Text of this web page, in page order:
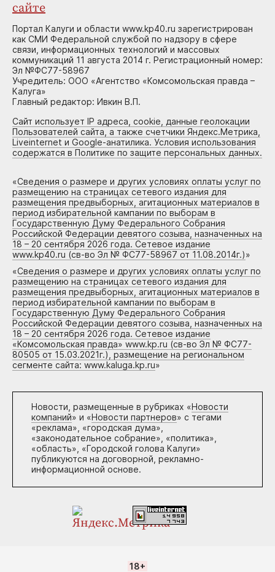
сайте
Портал Калуги и области www.kp40.ru зарегистрирован
как СМИ Федеральной службой по надзору в сфере
связи, информационных технологий и массовых
коммуникаций 11 августа 2014 г. Регистрационный номер:
Эл №ФС77-58967
Учредитель: ООО «Агентство «Комсомольская правда –
Калуга»
Главный редактор: Ивкин В.П.
Сайт использует IP адреса, cookie, данные геолокации
Пользователей сайта, а также счетчики Яндекс.Метрика,
Liveinternet и Google-анатилика. Условия использования
содержатся в Политике по защите персональных данных.
«Сведения о размере и других условиях оплаты услуг по
размещению на страницах сетевого издания для
размещения предвыборных, агитационных материалов в
период избирательной кампании по выборам в
Государственную Думу Федерального Собрания
Российской Федерации девятого созыва, назначенных на
18 – 20 сентября 2026 года. Сетевое издание
www.kp40.ru (св-во Эл № ФС77-58967 от 11.08.2014г.)»
«Сведения о размере и других условиях оплаты услуг по
размещению на страницах сетевого издания для
размещения предвыборных, агитационных материалов в
период избирательной кампании по выборам в
Государственную Думу Федерального Собрания
Российской Федерации девятого созыва, назначенных на
18 – 20 сентября 2026 года. Сетевое издание
«Комсомольская правда» www.kp.ru (св-во Эл № ФС77-
80505 от 15.03.2021г.), размещение на региональном
сегменте сайта: www.kaluga.kp.ru»
Новости, размещенные в рубриках «Новости
компаний» и «Новости партнеров» с тегами
«реклама», «городская дума»,
«законодательное собрание», «политика»,
«область», «Городской голова Калуги»
публикуются на договорной, рекламно-
информационной основе.
18+